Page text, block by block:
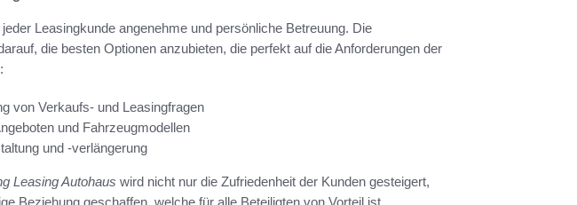
Leasingkunde angenehme und persönliche Betreuung. Die
die besten Optionen anzubieten, die perfekt auf die Anforderungen der
von Verkaufs- und Leasingfragen
und Fahrzeugmodellen
und -verlängerung
Leasing Autohaus wird nicht nur die Zufriedenheit der Kunden gesteigert,
Beziehung geschaffen, welche für alle Beteiligten von Vorteil ist.